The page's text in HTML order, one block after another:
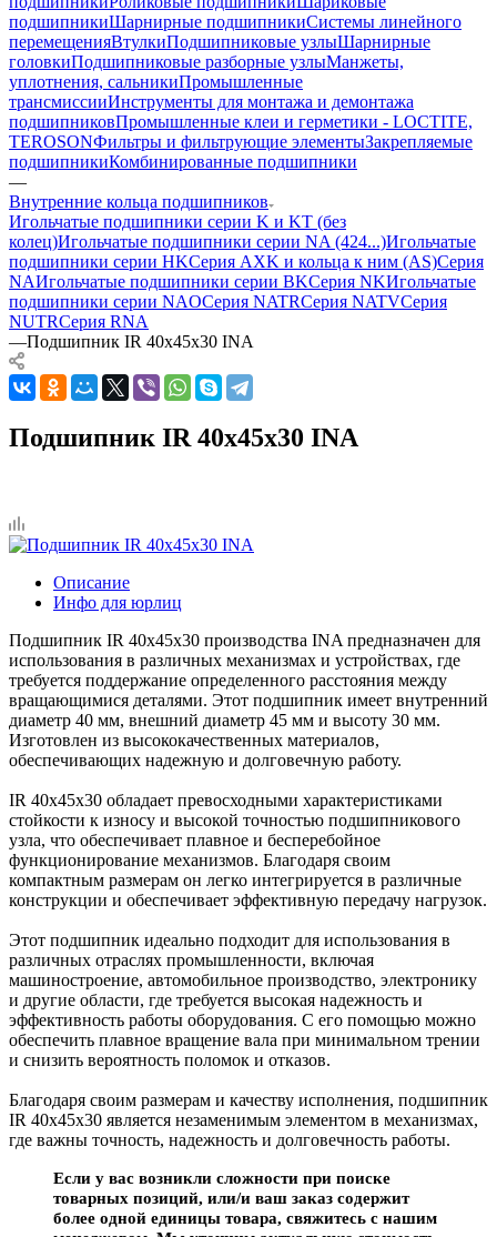
подшипникиШарнирные подшипникиСистемы линейного
перемещенияВтулкиПодшипниковые узлыШарнирные
головкиПодшипниковые разборные узлыМанжеты,
уплотнения, сальникиПромышленные
трансмиссииИнструменты для монтажа и демонтажа
подшипниковПромышленные клеи и герметики - LOCTITE,
TEROSONФильтры и фильтрующие элементыЗакрепляемые
подшипникиКомбинированные подшипники
—
Внутренние кольца подшипников
Игольчатые подшипники серии K и KT (без
колец)Игольчатые подшипники серии NA (424...)Игольчатые
подшипники серии HKСерия AXK и кольца к ним (AS)Серия
NAИгольчатые подшипники серии BKСерия NKИгольчатые
подшипники серии NAOСерия NATRСерия NATVСерия
NUTRСерия RNA
—Подшипник IR 40x45x30 INA
Подшипник IR 40x45x30 INA
Описание
Инфо для юрлиц
Подшипник IR 40x45x30 производства INA предназначен для
использования в различных механизмах и устройствах, где
требуется поддержание определенного расстояния между
вращающимися деталями. Этот подшипник имеет внутренний
диаметр 40 мм, внешний диаметр 45 мм и высоту 30 мм.
Изготовлен из высококачественных материалов,
обеспечивающих надежную и долговечную работу.
IR 40x45x30 обладает превосходными характеристиками
стойкости к износу и высокой точностью подшипникового
узла, что обеспечивает плавное и бесперебойное
функционирование механизмов. Благодаря своим
компактным размерам он легко интегрируется в различные
конструкции и обеспечивает эффективную передачу нагрузок.
Этот подшипник идеально подходит для использования в
различных отраслях промышленности, включая
машиностроение, автомобильное производство, электронику
и другие области, где требуется высокая надежность и
эффективность работы оборудования. С его помощью можно
обеспечить плавное вращение вала при минимальном трении
и снизить вероятность поломок и отказов.
Благодаря своим размерам и качеству исполнения, подшипник
IR 40x45x30 является незаменимым элементом в механизмах,
где важны точность, надежность и долговечность работы.
Если у вас возникли сложности при поиске
товарных позиций, или/и ваш заказ содержит
более одной единицы товара, свяжитесь с нашим